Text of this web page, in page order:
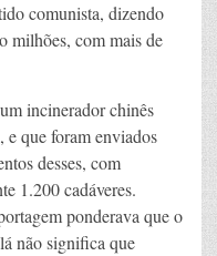
comunista, dizendo
milhões, com mais de
incinerador chinês
e que foram enviados
desses, com
1.200 cadáveres.
ponderava que o
não significa que